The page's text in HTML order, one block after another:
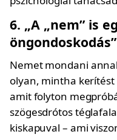
6. „A „nem” is
öngondoskodás”
Nemet mondani
olyan, mintha
amit folyton
szögesdrótos
kiskapuval – ami